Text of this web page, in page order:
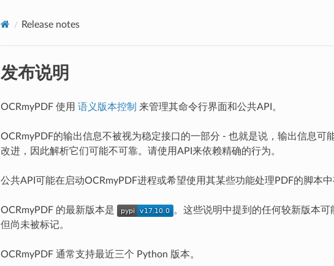
Release notes
发布说明
OCRmyPDF 使用 语义版本控制 来管理其命令行界面和公共API。
OCRmyPDF的输出信息不被视为稳定接口的一部分 - 也就是说，输出信息可
改进，因此解析它们可能不可靠。请使用API来依赖精确的行为。
公共API可能在启动OCRmyPDF进程或希望使用其某些功能处理PDF的脚本中
OCRmyPDF 的最新版本是
。这些说明中提到的任何较新版本可
但尚未被标记。
OCRmyPDF 通常支持最近三个 Python 版本。